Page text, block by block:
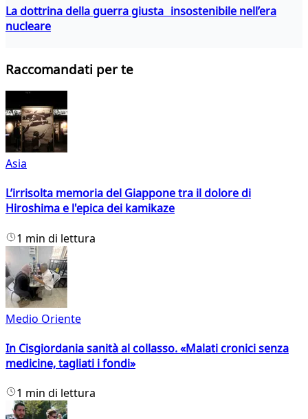
La dottrina della guerra giusta insostenibile nell’era
nucleare
Raccomandati per te
Asia
L’irrisolta memoria del Giappone tra il dolore di
Hiroshima e l'epica dei kamikaze
1 min di lettura
Medio Oriente
In Cisgiordania sanità al collasso. «Malati cronici senza
medicine, tagliati i fondi»
1 min di lettura